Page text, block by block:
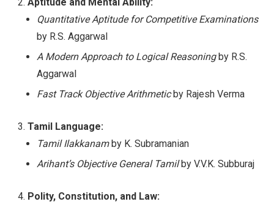
Quantitative Aptitude for Competitive Examinations
by R.S. Aggarwal
A Modern Approach to Logical Reasoningby R.S.
Aggarwal
Fast Track Objective Arithmeticby Rajesh Verma
Tamil Language:
Tamil Ilakkanamby K. Subramanian
Arihant’s Objective General Tamilby V.V.K. Subburaj
Polity, Constitution, and Law: